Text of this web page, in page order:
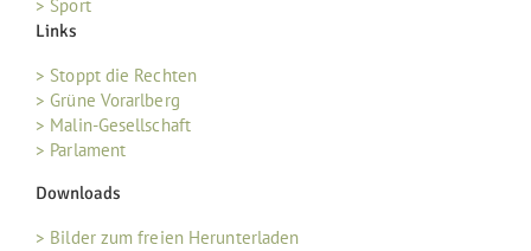
> Sport
Links
> Stoppt die Rechten
> Grüne Vorarlberg
> Malin-Gesellschaft
> Parlament
Downloads
> Bilder zum freien Herunterladen